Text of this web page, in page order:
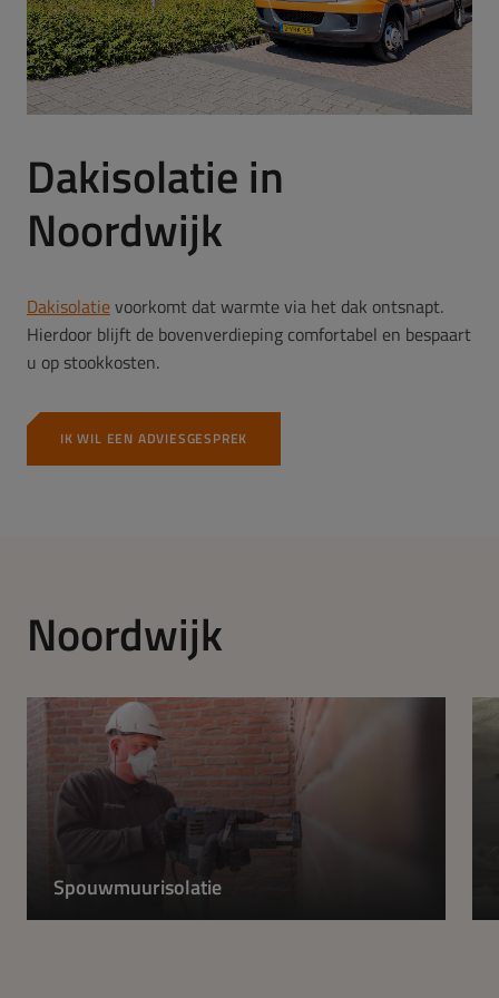
Dakisolatie in
Noordwijk
Dakisolatievoorkomt dat warmte via het dak ontsnapt.
Hierdoor blijft de bovenverdieping comfortabel en bespaart
u op stookkosten.
IK WIL EEN ADVIESGESPREK
Noordwijk
Spouwmuurisolatie